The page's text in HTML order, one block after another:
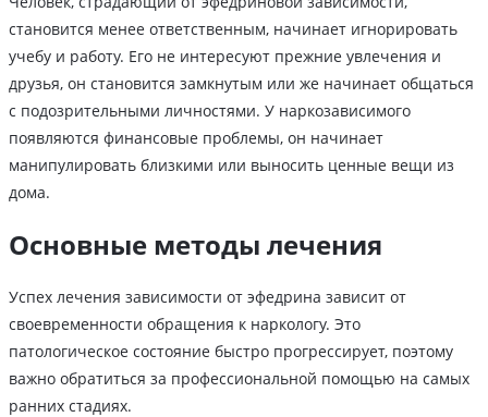
становится менее ответственным, начинает игнорировать
учебу и работу. Его не интересуют прежние увлечения и
друзья, он становится замкнутым или же начинает общаться
с подозрительными личностями. У наркозависимого
появляются финансовые проблемы, он начинает
манипулировать близкими или выносить ценные вещи из
дома.
Основные методы лечения
Успех лечения зависимости от эфедрина зависит от
своевременности обращения к наркологу. Это
патологическое состояние быстро прогрессирует, поэтому
важно обратиться за профессиональной помощью на самых
ранних стадиях.